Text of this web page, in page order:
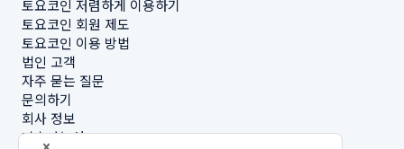
토요코인 저렴하게 이용하기
토요코인 회원 제도
토요코인 이용 방법
법인 고객
자주 묻는 질문
문의하기
회사 정보
지속가능성